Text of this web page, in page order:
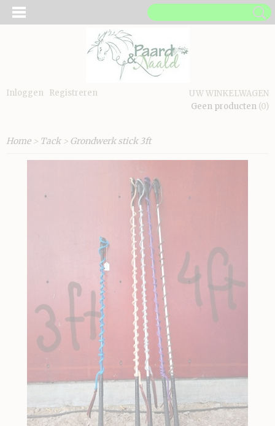
Inloggen Registreren
UW WINKELWAGEN
Geen producten (0)
Home> Tack> Grondwerk stick 3ft